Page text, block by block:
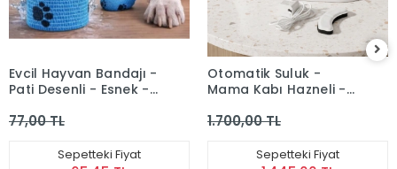
Evcil Hayvan Bandajı -
Pati Desenli - Esnek -
cm
77,00 TL
Sepetteki Fiyat
Otomatik Suluk -
Mama Kabı Hazneli -
1.700,00 TL
Sepetteki Fiyat